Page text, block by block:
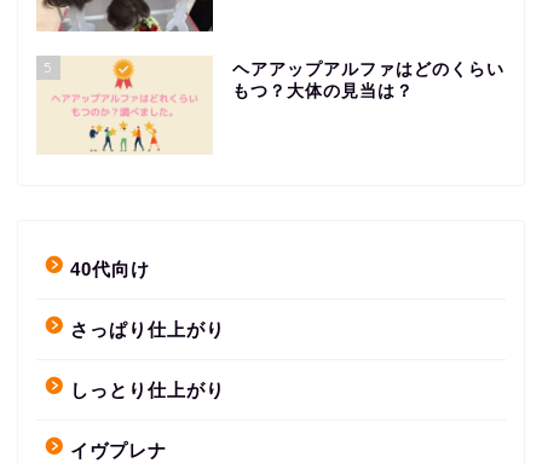
5
ヘアアップアルファはどのくらい
もつ？大体の見当は？
40代向け
さっぱり仕上がり
しっとり仕上がり
イヴプレナ